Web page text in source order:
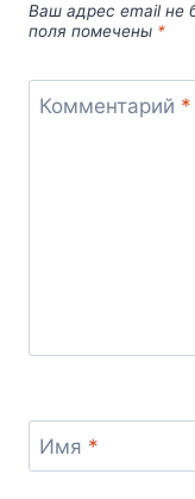
Ваш адрес email не
поля помечены *
Комментарий *
Имя *